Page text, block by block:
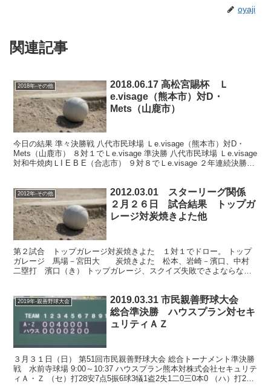
oyaji
関連記事
2018年-その他
2018.06.17 高松宮賜杯 Ｌ
e.visage（熊本市）対D・
Mets（山鹿市）
今日の結果 準々決勝戦 八代市民球場 Ｌe.visage（熊本市）対D・
Mets（山鹿市） ８対１でＬe.visage 準決勝 八代市民球場 Ｌe.visage
対和牛焼肉ＬI E B E（合志市） ９対８でＬe.visage ２年連続決勝
2012年-その他
2012.03.01 スターリーグ関係
２月２６日 試合結果 トップガ
レージ対炭焼きよた他
第２試合 トップガレージ対炭焼きよた １対１でドロー。 トップ
ガレージ 馬場－宮田大 炭焼きよた 松本、岩崎－濱口、中村
二塁打 濱口（き） トップガレージ、スクイズ失敗でさよならなら
2019年-親善野球大会
2019.03.31 市民親善野球大会
総合準決勝 ハウスプラン対セキ
ュリティＡＺ
３月３１日（日） 第51回市民親善野球大会 総合トーナメント準決勝
戦 水前寺球場 9:00～10:37 ハウスプラン熊本対株式会社セキュリテ
ィＡ・Ｚ （セ）打28安7点5振6球3犠1盗2失1二0三0本0 （ハ）打26